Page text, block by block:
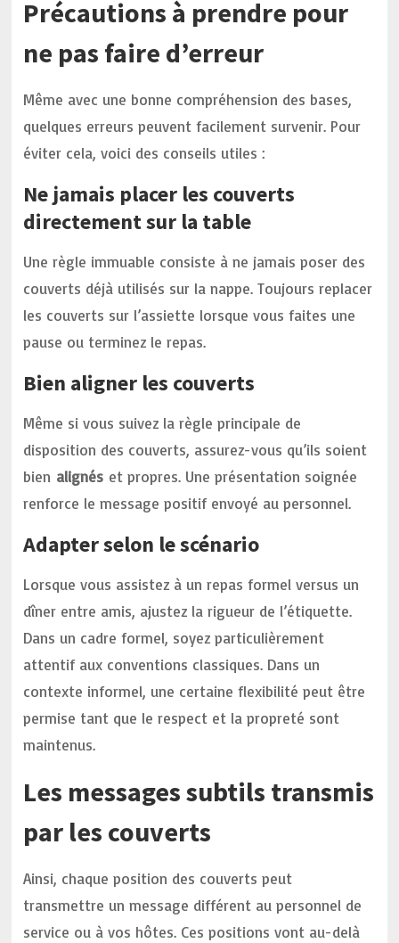
Précautions à prendre pour
ne pas faire d’erreur
Même avec une bonne compréhension des bases,
quelques erreurs peuvent facilement survenir. Pour
éviter cela, voici des conseils utiles :
Ne jamais placer les couverts
directement sur la table
Une règle immuable consiste à ne jamais poser des
couverts déjà utilisés sur la nappe. Toujours replacer
les couverts sur l’assiette lorsque vous faites une
pause ou terminez le repas.
Bien aligner les couverts
Même si vous suivez la règle principale de
disposition des couverts, assurez-vous qu’ils soient
bien alignés et propres. Une présentation soignée
renforce le message positif envoyé au personnel.
Adapter selon le scénario
Lorsque vous assistez à un repas formel versus un
dîner entre amis, ajustez la rigueur de l’étiquette.
Dans un cadre formel, soyez particulièrement
attentif aux conventions classiques. Dans un
contexte informel, une certaine flexibilité peut être
permise tant que le respect et la propreté sont
maintenus.
Les messages subtils transmis
par les couverts
Ainsi, chaque position des couverts peut
transmettre un message différent au personnel de
service ou à vos hôtes. Ces positions vont au-delà